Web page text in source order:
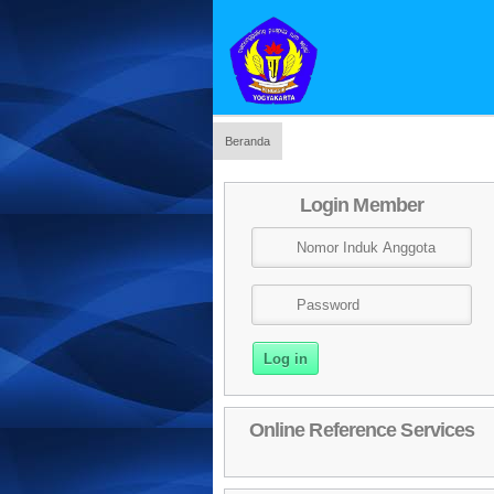
Beranda
Login Member
Online Reference Services